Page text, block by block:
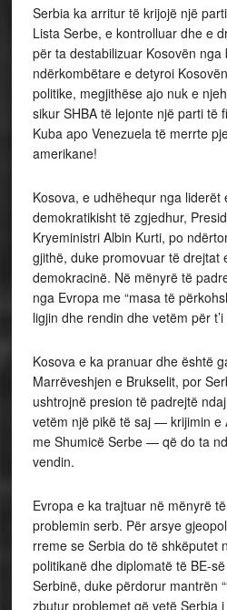
Serbia ka arritur të krijojë një
Lista Serbe, e kontrolluar dhe e
për ta destabilizuar Kosovën nga
ndërkombëtare e detyroi
politike, megjithëse ajo nuk e
sikur SHBA të lejonte një parti të
Kuba apo Venezuela të merrte
amerikane!
Kosova, e udhëhequr nga liderët
demokratikisht të zgjedhur,
Kryeministri Albin Kurti, po
gjithë, duke promovuar të drejtat
demokracinë. Në mënyrë të
nga Evropa me “masa të
ligjin dhe rendin dhe vetëm për
Kosova e ka pranuar dhe është
Marrëveshjen e Brukselit, por
ushtrojnë presion të padrejtë
vetëm një pikë të saj — krijimin e
me Shumicë Serbe — që do ta
vendin.
Evropa e ka trajtuar në mënyrë
problemin serb. Për arsye
rreme se Serbia do të shkëputet
politikanë dhe diplomatë të BE-
Serbinë, duke përdorur mantrën
zbutur problemet që vetë Serbia